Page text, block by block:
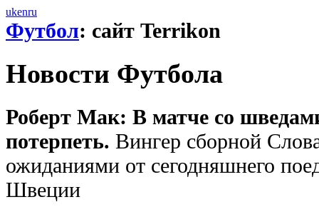
ukenru
Футбол: сайт Terrikon
Новости Футбола
Роберт Мак: В матче со
потерпеть. Вингер сборной
ожиданиями от сегодняшнего
Швеции